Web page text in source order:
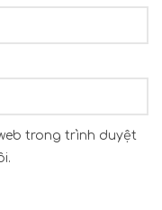
trong trình duyệt